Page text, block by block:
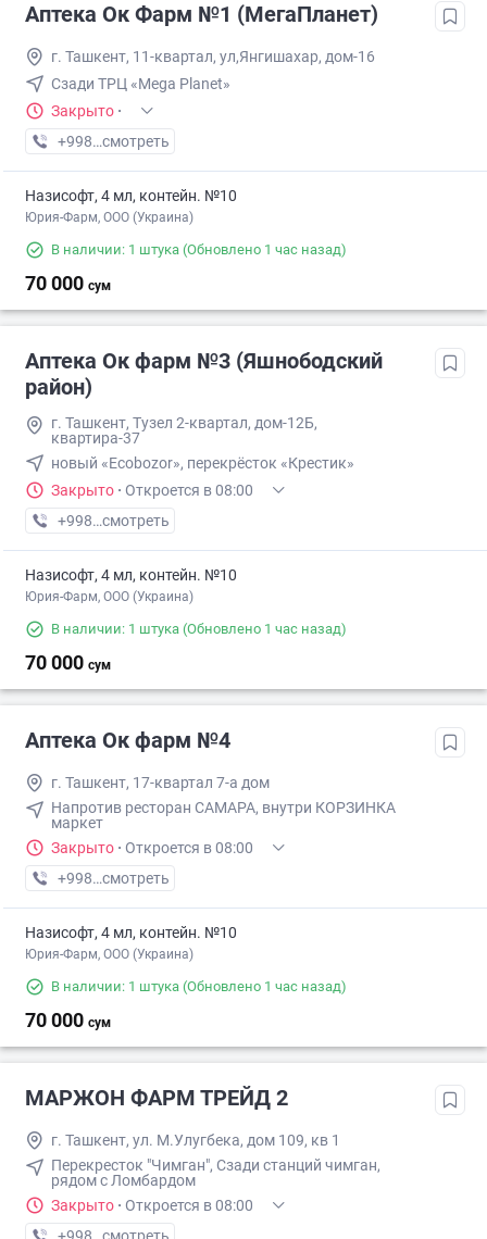
Аптека Ок Фарм №1 (МегаПланет)
г. Ташкент, 11-квартал, ул,Янгишахар, дом-16
Сзади ТРЦ «Mega Planet»
Закрыто ·
+998 (90) XXX-XX-XX
смотреть
Назисофт, 4 мл, контейн. №10
Юрия-Фарм, ООО (Украина)
В наличии: 1 штука (Обновлено 1 час назад)
70 000 сум
Аптека Ок фарм №3 (Яшнободский
район)
г. Ташкент, Тузел 2-квартал, дом-12Б,
квартира-37
новый «Ecobozor», перекрёсток «Крестик»
Закрыто · Откроется в 08:00
+998 (90) XXX-XX-XX
смотреть
Назисофт, 4 мл, контейн. №10
Юрия-Фарм, ООО (Украина)
В наличии: 1 штука (Обновлено 1 час назад)
70 000 сум
Аптека Ок фарм №4
г. Ташкент, 17-квартал 7-а дом
Напротив ресторан САМАРА, внутри КОРЗИНКА
маркет
Закрыто · Откроется в 08:00
+998 (90) XXX-XX-XX
смотреть
Назисофт, 4 мл, контейн. №10
Юрия-Фарм, ООО (Украина)
В наличии: 1 штука (Обновлено 1 час назад)
70 000 сум
МАРЖОН ФАРМ ТРЕЙД 2
г. Ташкент, ул. М.Улугбека, дом 109, кв 1
Перекресток "Чимган", Сзади станций чимган,
рядом с Ломбардом
Закрыто · Откроется в 08:00